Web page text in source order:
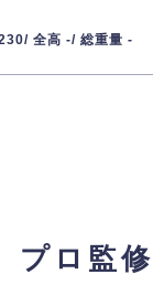
全高 -/ 総重量 -
プロ監